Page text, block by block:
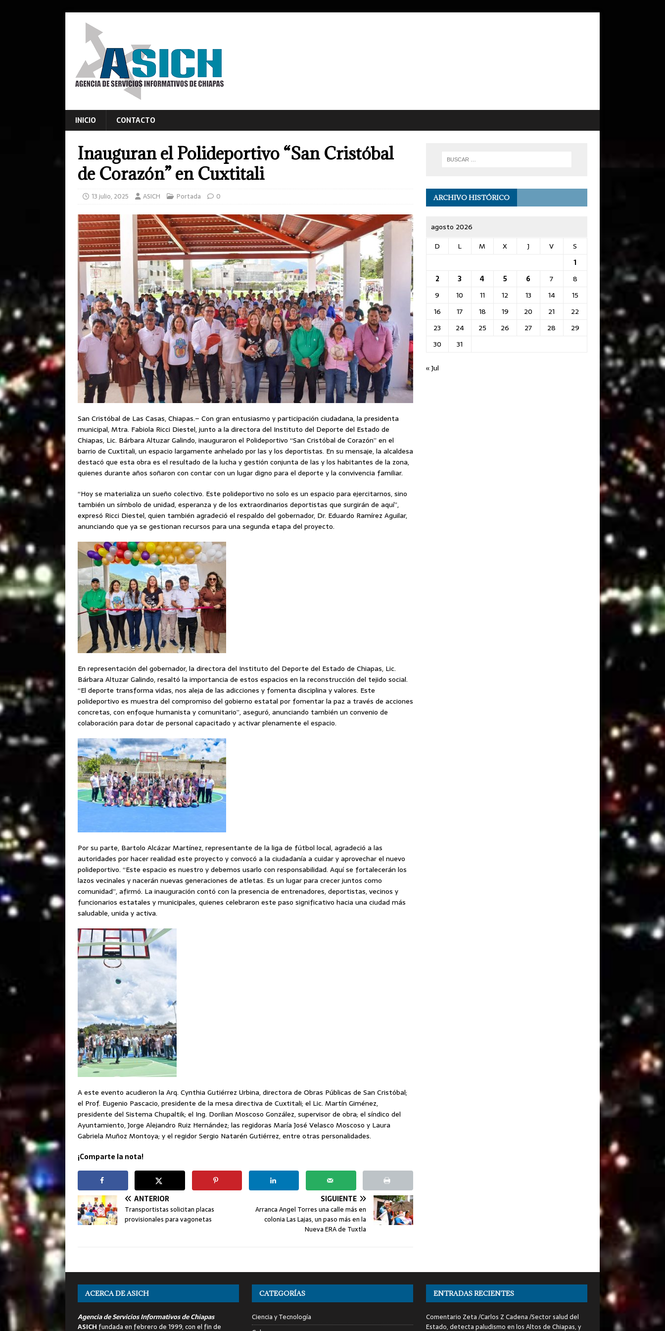
INICIO CONTACTO
Inauguran el Polideportivo “San Cristóbal
de Corazón” en Cuxtitali
13 julio, 2025 ASICH Portada 0
San Cristóbal de Las Casas, Chiapas.– Con gran entusiasmo y participación ciudadana, la presidenta
municipal, Mtra. Fabiola Ricci Diestel, junto a la directora del Instituto del Deporte del Estado de
Chiapas, Lic. Bárbara Altuzar Galindo, inauguraron el Polideportivo “San Cristóbal de Corazón” en el
barrio de Cuxtitali, un espacio largamente anhelado por las y los deportistas. En su mensaje, la alcaldesa
destacó que esta obra es el resultado de la lucha y gestión conjunta de las y los habitantes de la zona,
quienes durante años soñaron con contar con un lugar digno para el deporte y la convivencia familiar.
“Hoy se materializa un sueño colectivo. Este polideportivo no solo es un espacio para ejercitarnos, sino
también un símbolo de unidad, esperanza y de los extraordinarios deportistas que surgirán de aquí”,
expresó Ricci Diestel, quien también agradeció el respaldo del gobernador, Dr. Eduardo Ramírez Aguilar,
anunciando que ya se gestionan recursos para una segunda etapa del proyecto.
En representación del gobernador, la directora del Instituto del Deporte del Estado de Chiapas, Lic.
Bárbara Altuzar Galindo, resaltó la importancia de estos espacios en la reconstrucción del tejido social.
“El deporte transforma vidas, nos aleja de las adicciones y fomenta disciplina y valores. Este
polideportivo es muestra del compromiso del gobierno estatal por fomentar la paz a través de acciones
concretas, con enfoque humanista y comunitario”, aseguró, anunciando también un convenio de
colaboración para dotar de personal capacitado y activar plenamente el espacio.
Por su parte, Bartolo Alcázar Martínez, representante de la liga de fútbol local, agradeció a las
autoridades por hacer realidad este proyecto y convocó a la ciudadanía a cuidar y aprovechar el nuevo
polideportivo. “Este espacio es nuestro y debemos usarlo con responsabilidad. Aquí se fortalecerán los
lazos vecinales y nacerán nuevas generaciones de atletas. Es un lugar para crecer juntos como
comunidad”, afirmó. La inauguración contó con la presencia de entrenadores, deportistas, vecinos y
funcionarios estatales y municipales, quienes celebraron este paso significativo hacia una ciudad más
saludable, unida y activa.
A este evento acudieron la Arq. Cynthia Gutiérrez Urbina, directora de Obras Públicas de San Cristóbal;
el Prof. Eugenio Pascacio, presidente de la mesa directiva de Cuxtitali; el Lic. Martín Giménez,
presidente del Sistema Chupaltik; el Ing. Dorilian Moscoso González, supervisor de obra; el síndico del
Ayuntamiento, Jorge Alejandro Ruiz Hernández; las regidoras María José Velasco Moscoso y Laura
Gabriela Muñoz Montoya; y el regidor Sergio Natarén Gutiérrez, entre otras personalidades.
¡Comparte la nota!
ANTERIOR
Transportistas solicitan placas
provisionales para vagonetas
SIGUIENTE
Arranca Angel Torres una calle más en
colonia Las Lajas, un paso más en la
Nueva ERA de Tuxtla
ARCHIVO HISTÓRICO
agosto 2026
D
L M X J V
S
1
2
3 4 5 6 7
8
9
10 11 12 13 14
15
16
17 18 19 20 21
22
23
24 25 26 27 28
29
30
31
« Jul
ACERCA DE ASICH
Agencia de Servicios Informativos de Chiapas
ASICH fundada en febrero de 1999, con el fin de
CATEGORÍAS
Ciencia y Tecnología
ENTRADAS RECIENTES
Comentario Zeta /Carlos Z Cadena /Sector salud del
Estado, detecta paludismo en los Altos de Chiapas, y